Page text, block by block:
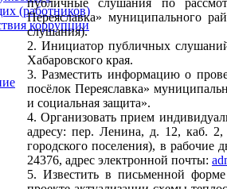
(работников)
коррупции
публичные слушания по
Переяславка» муниципального
слушания).
2. Инициатор публичных
Хабаровского края.
3. Разместить информацию о
посёлок Переяславка»
и социальная защита».
4. Организовать прием
адресу: пер. Ленина, д. 12, каб.
городского поселения), в рабочие
24376, адрес электронной почты:
5. Известить в письменной